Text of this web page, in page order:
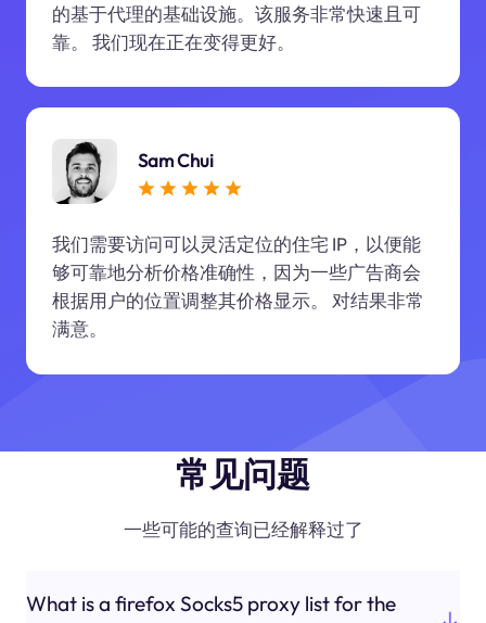
的基于代理的基础设施。该服务非常快速且可
靠。 我们现在正在变得更好。
Sam Chui
我们需要访问可以灵活定位的住宅 IP，以便能
够可靠地分析价格准确性，因为一些广告商会
根据用户的位置调整其价格显示。 对结果非常
满意。
常见问题
一些可能的查询已经解释过了
What is a firefox Socks5 proxy list for the